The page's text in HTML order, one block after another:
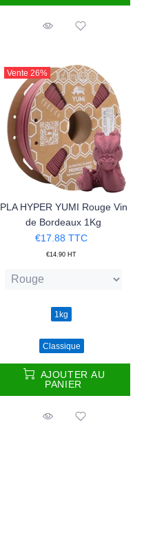
Vente 26%
PLA HYPER YUMI Rouge Vin
de Bordeaux 1Kg
€17.88 TTC
€14.90 HT
1kg
Classique
AJOUTER AU
PANIER